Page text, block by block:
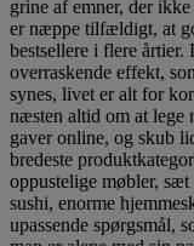
grine af emner, der
er næppe tilfældigt, at
bestsellere i flere
overraskende effekt,
synes, livet er alt for
næsten altid om at lege
gaver online, og skub
bredeste
oppustelige møbler,
sushi, enorme
upassende spørgsmål,